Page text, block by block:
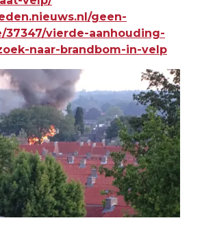
geen-
37347/vierde-aanhouding-
naar-brandbom-in-velp